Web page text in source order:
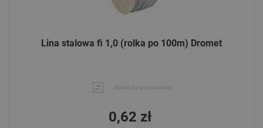
Lina stalowa fi 1,0 (rolka po 100m) Dromet
dodaj do porównania
0,62 zł